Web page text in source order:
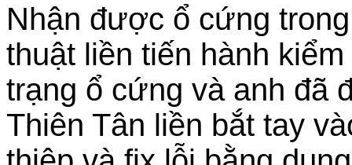
Nhận được ổ cứng
thuật liền tiến hành
trạng ổ cứng và anh đã
Thiên Tân liền bắt tay